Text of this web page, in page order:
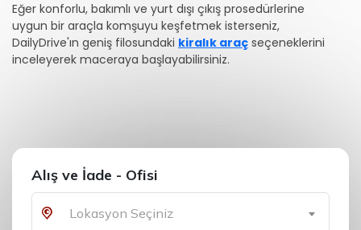
Eğer konforlu, bakımlı ve yurt dışı çıkış prosedürlerine
uygun bir araçla komşuyu keşfetmek isterseniz,
DailyDrive'ın geniş filosundaki kiralık araç seçeneklerini
inceleyerek maceraya başlayabilirsiniz.
Alış ve İade - Ofisi
Lokasyon Seçiniz